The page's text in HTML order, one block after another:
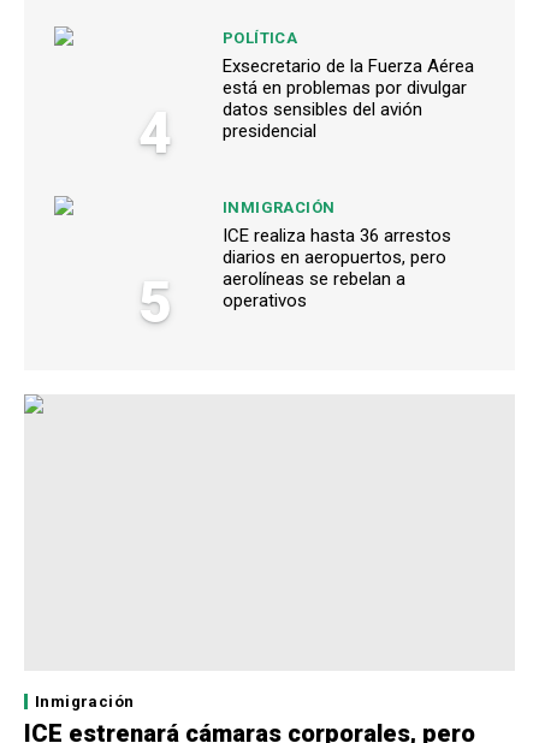
4
POLÍTICA
Exsecretario de la Fuerza Aérea
está en problemas por divulgar
datos sensibles del avión
presidencial
5
INMIGRACIÓN
ICE realiza hasta 36 arrestos
diarios en aeropuertos, pero
aerolíneas se rebelan a
operativos
Inmigración
ICE estrenará cámaras corporales, pero